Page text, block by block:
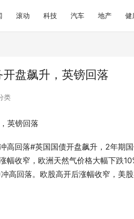
滚动 科技 汽车 地产 健
盘飙升，英镑回落
类
英镑回落
高回落#英国国债开盘飙升，2年期
幅收窄，欧洲天然气价格大幅下跌
高回落。欧股高开后涨幅收窄，美